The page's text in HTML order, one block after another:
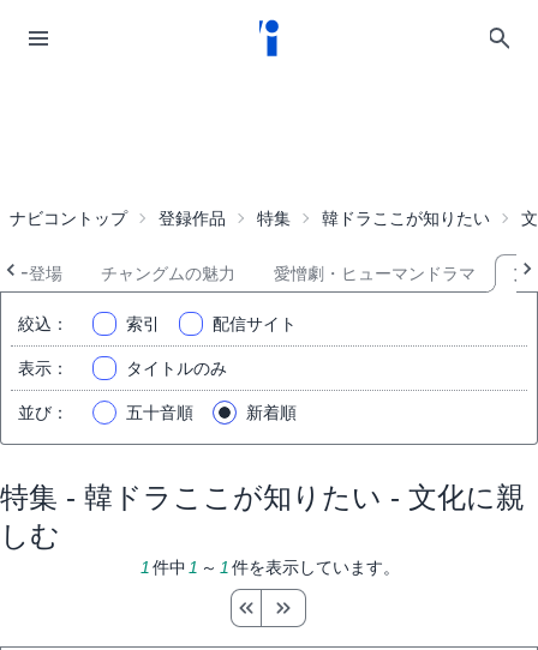
ナビコントップ 登録作品 特集 韓ドラここが知りたい
ー登場 チャングムの魅力 愛憎劇・ヒューマンドラマ 文
絞込 ： 索引 配信サイト
表示 ： タイトルのみ
並び ： 五十音順 新着順
特集 - 韓ドラここが知りたい - 文化に親
しむ
1 件中 1 ～ 1 件を表示しています。